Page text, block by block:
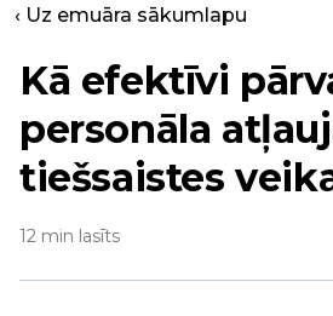
‹ Uz emuāra sākumlapu
Kā efektīvi
personāla
tiešsaistes
12 min lasīts